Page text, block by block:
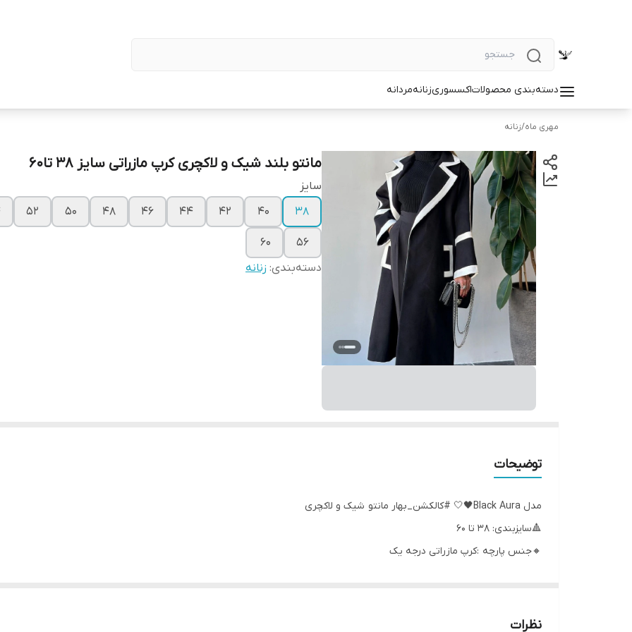
دسته‌بندی محصولاتاکسسوریزنانهمردانه
مهری ماه/زنانه
مانتو بلند شیک و لاکچری کرپ مازراتی سایز 38 تا۶0
سایز
۳۸
۴۰ ۴۲ ۴۴ ۴۶ ۴۸ ۵۰ ۵۲
۵۶
۶۰
دسته‌بندی: زنانه
توضیحات
مدل Black Aura🖤🤍 #کالکشن_بهار مانتو شیک و لاکچری
🔺سایزبندی: 38 تا 60
🔸جنس پارچه :کرپ مازراتی درجه یک
🔶تنخور عالی تضمین کیفیت
نظرات